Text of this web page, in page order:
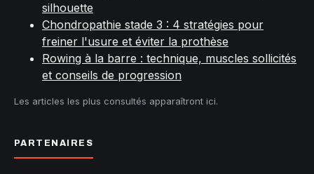
silhouette
Chondropathie stade 3 : 4 stratégies pour
freiner l'usure et éviter la prothèse
Rowing à la barre : technique, muscles sollicités
et conseils de progression
Les articles les plus consultés apparaîtront ici.
PARTENAIRES